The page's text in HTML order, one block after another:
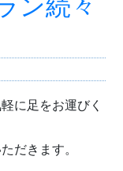
に足をお運びく
だきます。